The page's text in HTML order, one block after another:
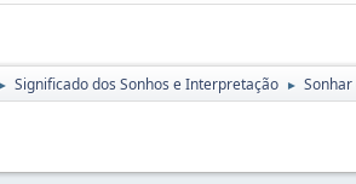
► Significado dos Sonhos e Interpretação ►